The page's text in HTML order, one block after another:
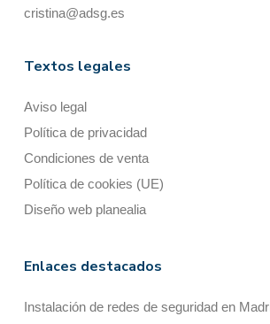
cristina@adsg.es
Textos legales
Aviso legal
Política de privacidad
Condiciones de venta
Política de cookies (UE)
Diseño web planealia
Enlaces destacados
Instalación de redes de seguridad en